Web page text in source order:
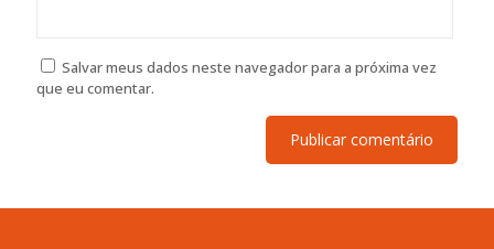
Salvar meus dados neste navegador para a próxima vez
que eu comentar.